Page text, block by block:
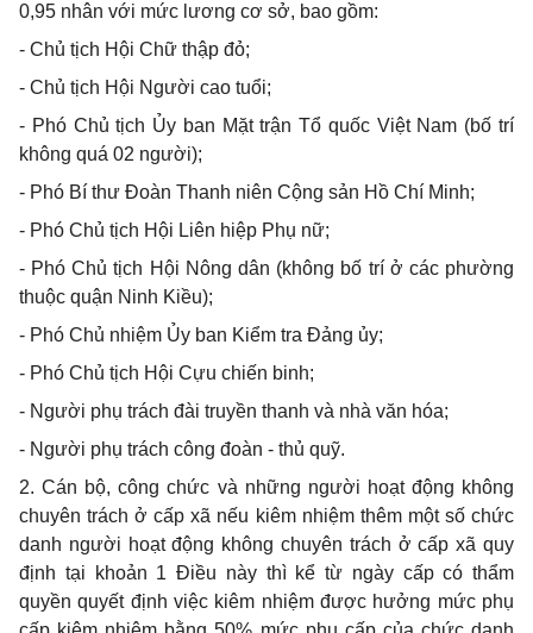
0,95 nhân với mức lương cơ sở, bao gồm:
- Chủ tịch Hội Chữ thập đỏ;
- Chủ tịch Hội Người cao tuổi;
- Phó Chủ tịch Ủy ban Mặt trận Tổ quốc Việt Nam (bố trí
không quá 02 người);
- Phó Bí thư Đoàn Thanh niên Cộng sản Hồ Chí Minh;
- Phó Chủ tịch Hội Liên hiệp Phụ nữ;
- Phó Chủ tịch Hội Nông dân (không bố trí ở các phường
thuộc quận Ninh Kiều);
- Phó Chủ nhiệm Ủy ban Kiểm tra Đảng ủy;
- Phó Chủ tịch Hội Cựu chiến binh;
- Người phụ trách đài truyền thanh và nhà văn hóa;
- Người phụ trách công đoàn - thủ quỹ.
2. Cán bộ, công chức và những người hoạt động không
chuyên trách ở cấp xã nếu kiêm nhiệm thêm một số chức
danh người hoạt động không chuyên trách ở cấp xã quy
định tại khoản 1 Điều này thì kể từ ngày cấp có thẩm
quyền quyết định việc kiêm nhiệm được hưởng mức phụ